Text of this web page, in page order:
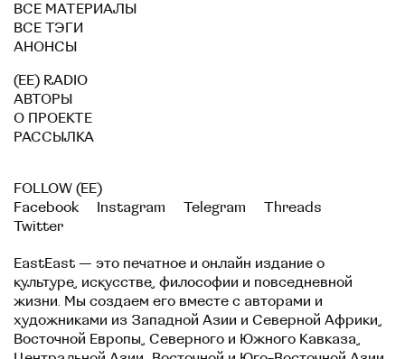
ВСЕ МАТЕРИАЛЫ
ВСЕ ТЭГИ
АНОНСЫ
(EE) RADIO
АВТОРЫ
О ПРОЕКТЕ
РАССЫЛКА
FOLLOW (EE)
Facebook
Instagram Telegram
Threads
Twitter
EastEast — это печатное и онлайн издание о
культуре, искусстве, философии и повседневной
жизни. Мы создаем его вместе с авторами и
художниками из Западной Азии и Северной Африки,
Восточной Европы, Северного и Южного Кавказа,